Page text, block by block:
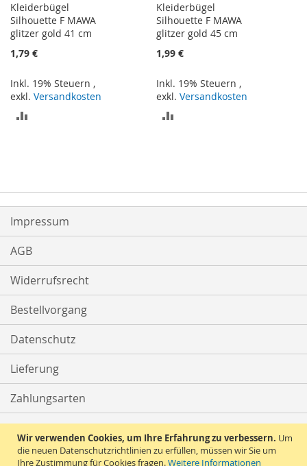
Wir verwenden Cookies, um Ihre Erfahrung zu verbessern. Um
die neuen Datenschutzrichtlinien zu erfüllen, müssen wir Sie um
Ihre Zustimmung für Cookies fragen.Weitere Informationen
Kleiderbügel
Silhouette F MAWA
glitzer gold 41 cm
1,79 €
Inkl. 19% Steuern ,
exkl. Versandkosten
Kleiderbügel
Silhouette F MAWA
glitzer gold 45 cm
1,99 €
Inkl. 19% Steuern ,
exkl.Versandkosten
Impressum
AGB
Widerrufsrecht
Bestellvorgang
Datenschutz
Lieferung
Zahlungsarten
Kontakt